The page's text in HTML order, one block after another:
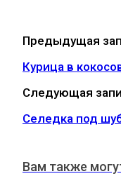
Предыдущая
Курица в
Следующая
Селедка под
Вам также